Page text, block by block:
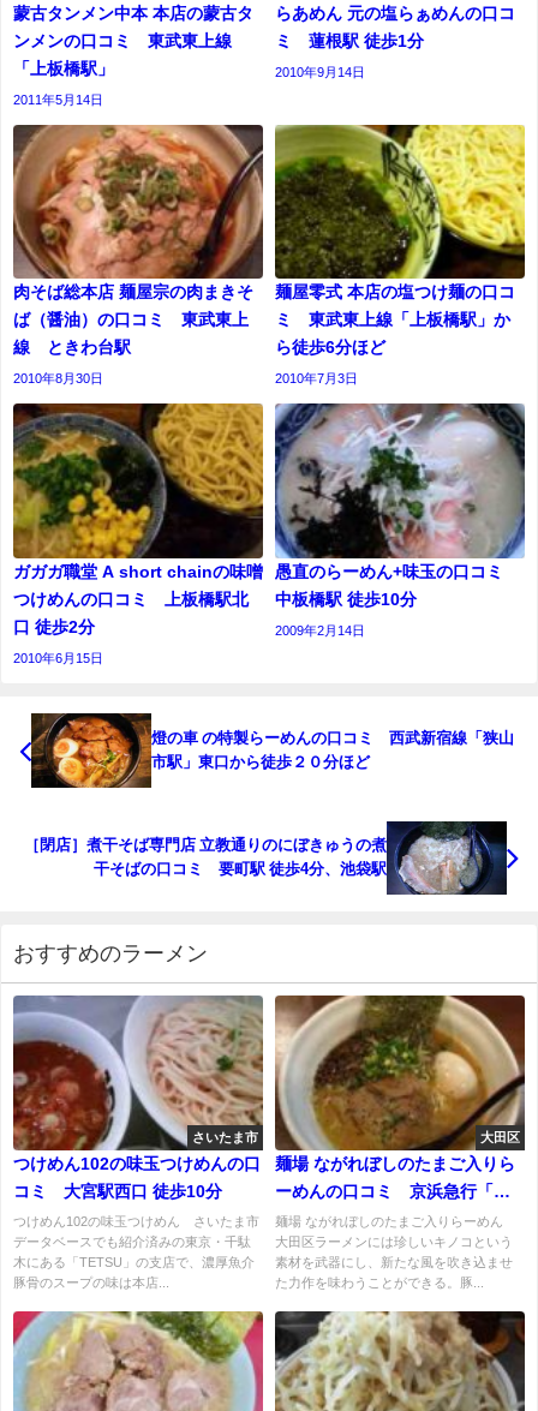
蒙古タンメン中本 本店の蒙古タ
ンメンの口コミ 東武東上線
「上板橋駅」
2011年5月14日
らあめん 元の塩らぁめんの口コ
ミ 蓮根駅 徒歩1分
2010年9月14日
肉そば総本店 麺屋宗の肉まきそ
ば（醤油）の口コミ 東武東上
線 ときわ台駅
2010年8月30日
麺屋零式 本店の塩つけ麺の口コ
ミ 東武東上線「上板橋駅」か
ら徒歩6分ほど
2010年7月3日
ガガガ職堂 A short chainの味噌
つけめんの口コミ 上板橋駅北
口 徒歩2分
2010年6月15日
愚直のらーめん+味玉の口コミ
中板橋駅 徒歩10分
2009年2月14日
燈の車 の特製らーめんの口コミ 西武新宿線「狭山
市駅」東口から徒歩２０分ほど
［閉店］煮干そば専門店 立教通りのにぼきゅうの煮
干そばの口コミ 要町駅 徒歩4分、池袋駅
おすすめのラーメン
さいたま市
つけめん102の味玉つけめんの口
コミ 大宮駅西口 徒歩10分
つけめん102の味玉つけめん さいたま市
データベースでも紹介済みの東京・千駄
木にある「TETSU」の支店で、濃厚魚介
豚骨のスープの味は本店...
大田区
麺場 ながれぼしのたまご入りら
ーめんの口コミ 京浜急行「京
急蒲田駅」から徒歩5分
麺場 ながれぼしのたまご入りらーめん
大田区ラーメンには珍しいキノコという
素材を武器にし、新たな風を吹き込ませ
た力作を味わうことができる。豚...